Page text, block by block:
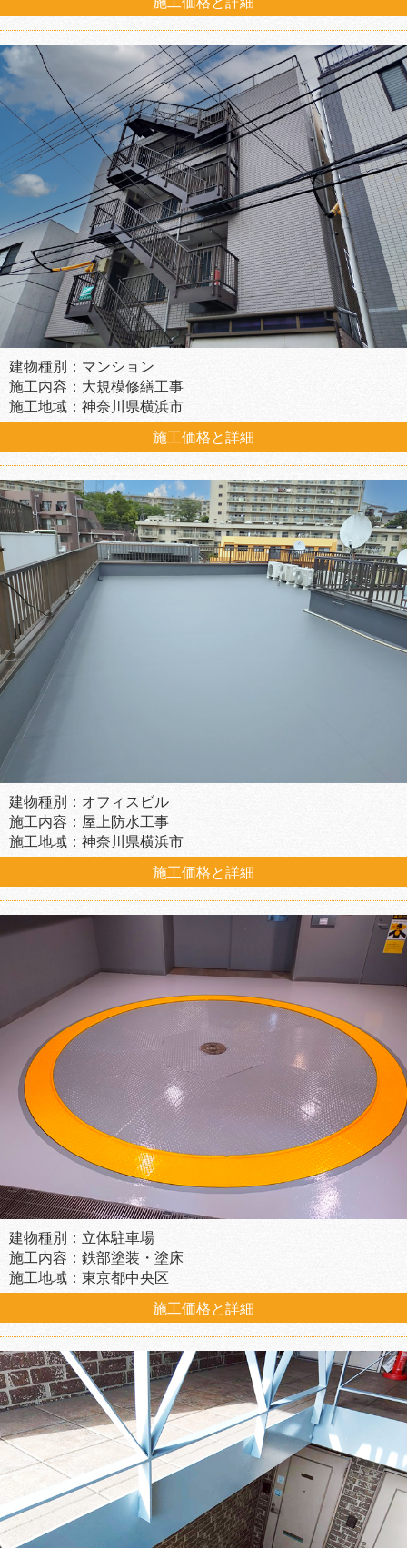
建物種別：マンション
施工内容：大規模修繕工事
施工地域：神奈川県横浜市
施工価格と詳細
建物種別：オフィスビル
施工内容：屋上防水工事
施工地域：神奈川県横浜市
施工価格と詳細
建物種別：立体駐車場
施工内容：鉄部塗装・塗床
施工地域：東京都中央区
施工価格と詳細